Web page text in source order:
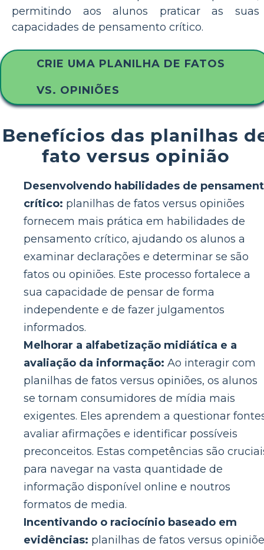
permitindo aos alunos praticar as suas
capacidades de pensamento crítico.
CRIE UMA PLANILHA DE FATOS
VS. OPINIÕES
Benefícios das planilhas
fato versus opinião
Desenvolvendo habilidades de
crítico: planilhas de fatos versus opiniões
fornecem mais prática em habilidades de
pensamento crítico, ajudando os alunos a
examinar declarações e determinar se são
fatos ou opiniões. Este processo fortalece a
sua capacidade de pensar de forma
independente e de fazer julgamentos
informados.
Melhorar a alfabetização midiática e a
avaliação da informação: Ao interagir com
planilhas de fatos versus opiniões, os alunos
se tornam consumidores de mídia mais
exigentes. Eles aprendem a questionar
avaliar afirmações e identificar possíveis
preconceitos. Estas competências são
para navegar na vasta quantidade de
informação disponível online e noutros
formatos de media.
Incentivando o raciocínio baseado em
evidências: planilhas de fatos versus